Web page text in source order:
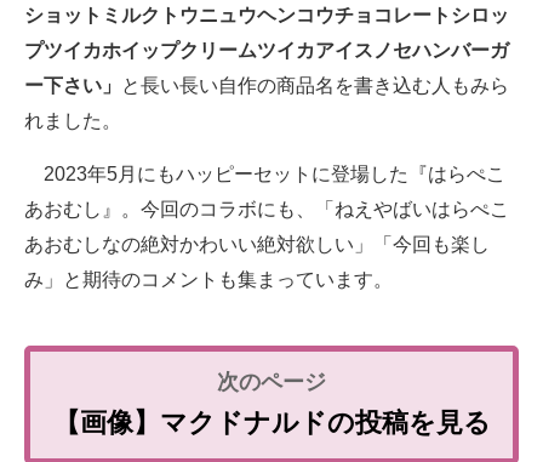
ショットミルクトウニュウヘンコウチョコレートシロッ
プツイカホイップクリームツイカアイスノセハンバーガ
ー下さい」
と長い長い自作の商品名を書き込む人もみら
れました。
2023年5月にもハッピーセットに登場した『はらぺこ
あおむし』。今回のコラボにも、「ねえやばいはらぺこ
あおむしなの絶対かわいい絶対欲しい」「今回も楽し
み」と期待のコメントも集まっています。
【画像】マクドナルドの投稿を見る